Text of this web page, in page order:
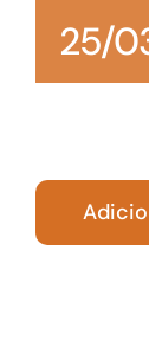
Turismo
25/